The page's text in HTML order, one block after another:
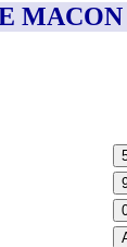
MACON